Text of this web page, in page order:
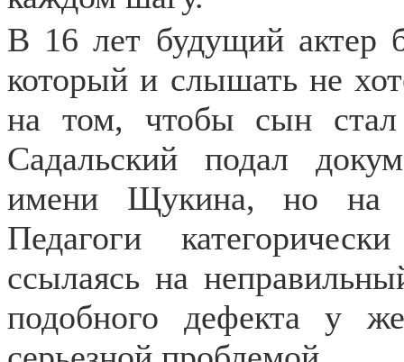
В 16 лет будущий актер
который и слышать не
на том, чтобы сын
Садальский подал
имени Щукина, но на
Педагоги
ссылаясь на
подобного дефекта у